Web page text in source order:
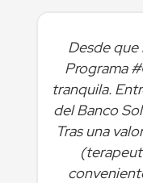
Desde que
Programa
tranquila.
del Banco
Tras una